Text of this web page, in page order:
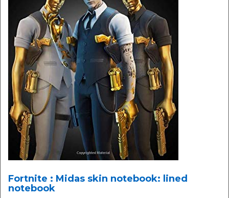
Fortnite : Midas skin notebook: lined
notebook